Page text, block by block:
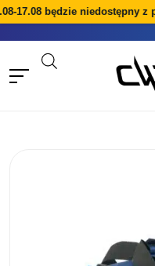
17.08 będzie niedostępny z